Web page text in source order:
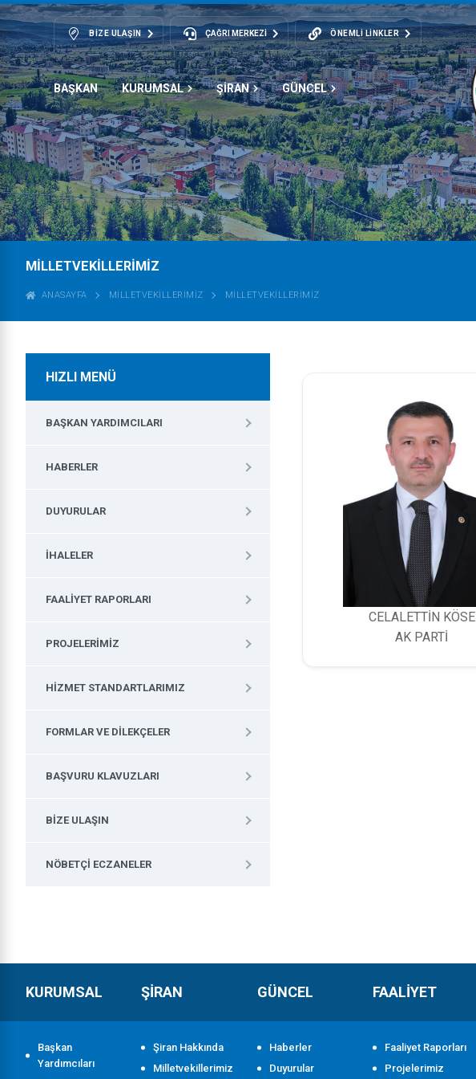
BIZE ULAŞIN ÇAĞRI MERKEZİ ÖNEMLI LINKLER
BAŞKAN KURUMSAL ŞİRAN GÜNCEL
MİLLETVEKİLLERİMİZ
ANASAYFA MILLETVEKILLERIMIZ MİLLETVEKİLLERİMİZ
CELALETTİN KÖSE
AK PARTİ
HIZLI MENÜ
BAŞKAN YARDIMCILARI
HABERLER
DUYURULAR
İHALELER
FAALIYET RAPORLARI
PROJELERIMIZ
HIZMET STANDARTLARIMIZ
FORMLAR VE DILEKÇELER
BAŞVURU KLAVUZLARI
BIZE ULAŞIN
NÖBETÇI ECZANELER
KURUMSAL
Başkan
Yardımcıları
ŞİRAN
Şiran Hakkında
Milletvekillerimiz
GÜNCEL
Haberler
Duyurular
FAALİYET
Faaliyet Raporları
Projelerimiz